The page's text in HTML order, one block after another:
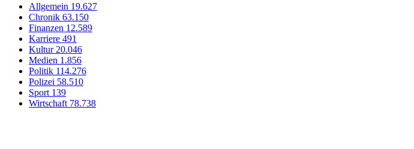
Allgemein 19.627
Chronik 63.150
Finanzen 12.589
Karriere 491
Kultur 20.046
Medien 1.856
Politik 114.276
Polizei 58.510
Sport 139
Wirtschaft 78.738